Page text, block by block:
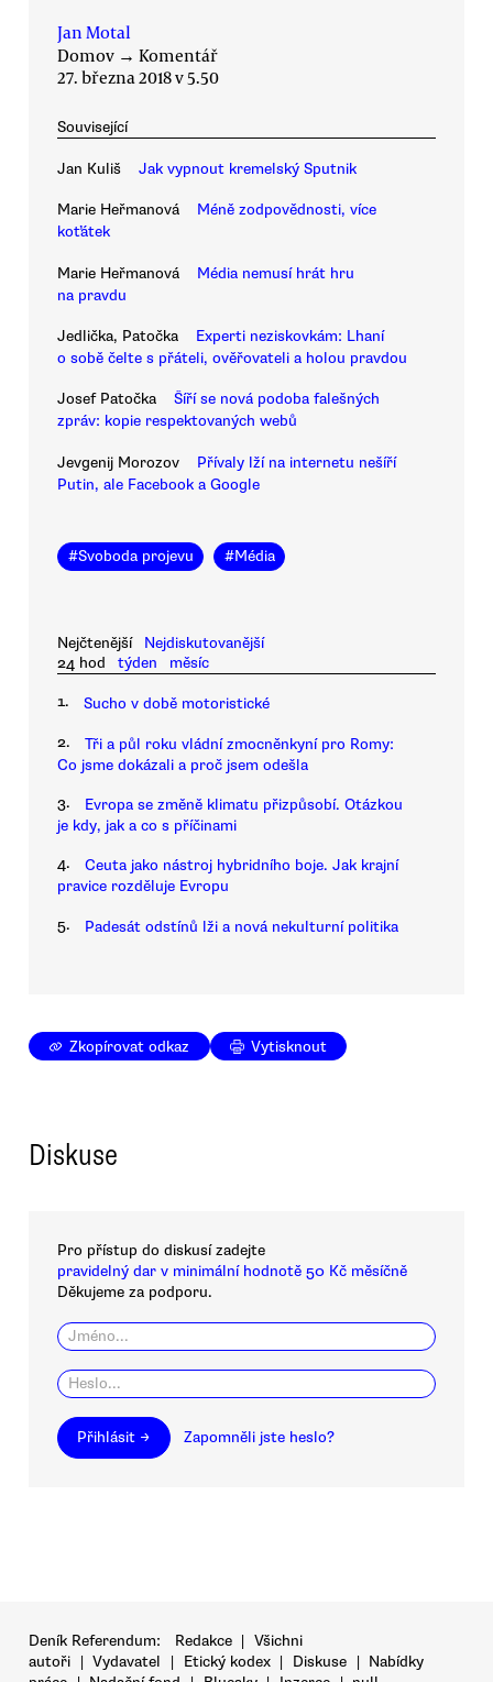
Jan Motal
Domov → Komentář
27. března 2018 v 5.50
Související
Jan Kuliš Jak vypnout kremelský Sputnik
Marie Heřmanová
Méně zodpovědnosti, více
koťátek
Marie Heřmanová
Média nemusí hrát hru
na pravdu
Jedlička, Patočka
Experti neziskovkám: Lhaní
o sobě čelte s přáteli, ověřovateli a holou pravdou
Josef Patočka
Šíří se nová podoba falešných
zpráv: kopie respektovaných webů
Jevgenij Morozov
Přívaly lží na internetu nešíří
Putin, ale Facebook a Google
#Svoboda projevu #Média
Nejčtenější
Nejdiskutovanější
24 hod
týden měsíc
1. Sucho v době motoristické
2.
Tři a půl roku vládní zmocněnkyní pro Romy:
Co jsme dokázali a proč jsem odešla
3.
Evropa se změně klimatu přizpůsobí. Otázkou
je kdy, jak a co s příčinami
4.
Ceuta jako nástroj hybridního boje. Jak krajní
pravice rozděluje Evropu
5. Padesát odstínů lži a nová nekulturní politika
Zkopírovat odkaz Vytisknout
Diskuse
Pro přístup do diskusí zadejte
pravidelný dar v minimální hodnotě 50 Kč měsíčně
Děkujeme za podporu.
Přihlásit → Zapomněli jste heslo?
Deník Referendum: Redakce | Všichni
autoři | Vydavatel | Etický kodex | Diskuse | Nabídky